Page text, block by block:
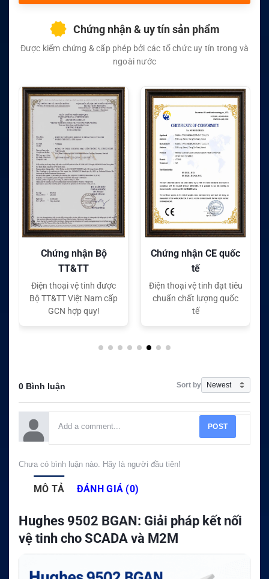
Chứng nhận & uy tín sản phẩm
Được kiểm chứng & cấp phép bởi các tổ chức uy tín trong và
ngoài nước
Chứng nhận CE quốc
tế
Điện thoại vệ tinh đạt tiêu
chuẩn chất lượng quốc
tế
Chứng nhận FC quốc
tế
Điện thoại vệ tinh đạt tiêu
chuẩn chất lượng quốc
tế
0 Bình luận Sort by
POST
Chưa có bình luận nào. Hãy là người đầu tiên!
MÔ TẢ ĐÁNH GIÁ (0)
Hughes 9502 BGAN: Giải pháp kết nối
vệ tinh cho SCADA và M2M